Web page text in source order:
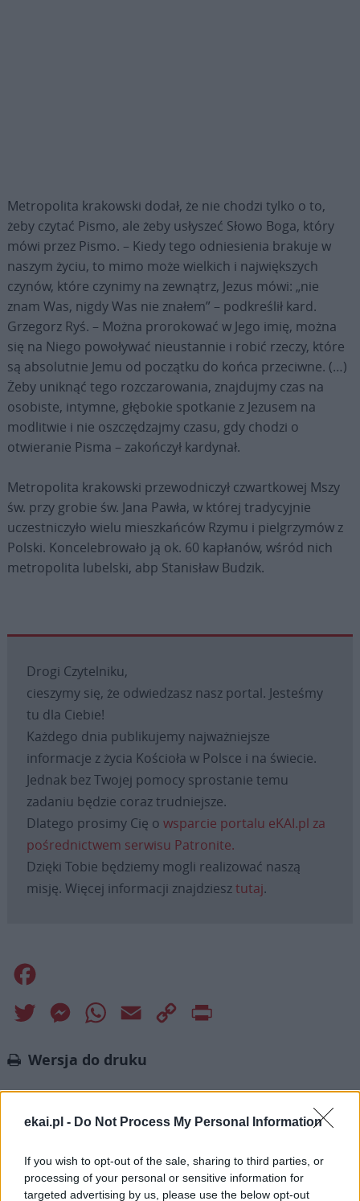
ekai.pl - Do Not Process My Personal Information
If you wish to opt-out of the sale, sharing to third parties, or
processing of your personal or sensitive information for
targeted advertising by us, please use the below opt-out
Metropolita krakowski dodał, że nie chodzi tylko o to,
żeby czytać Pismo, ale żeby usłyszeć Słowo Boga, który
mówi przez Pismo. – Kiedy tego odniesienia brakuje w
naszym życiu, to mimo może wielkich i największych
czynów, które czynimy na zewnątrz, Jezus mówi: „nie
znam Was, nigdy Was nie znałem” – podkreślił kard.
Grzegorz Ryś. – Można prorokować w Jego imię, można
się na Niego powoływać nieustannie i robić rzeczy, które
są absolutnie Jemu od początku do końca przeciwne. (…)
Żeby uniknąć tego rozczarowania, znajdujmy czas na
osobiste, intymne, głębokie spotkanie z Jezusem na
modlitwie i nie oszczędzajmy czasu, gdy chodzi o
otwieranie Pisma – zakończył kardynał.
Metropolita krakowski przewodniczył czwartkowej Mszy
św. przy grobie św. Jana Pawła, w której tradycyjnie
uczestniczyło wielu mieszkańców Rzymu i pielgrzymów z
Polski. Koncelebrowało ją ok. 60 kapłanów, wśród nich
metropolita lubelski, abp Stanisław Budzik.
Drogi Czytelniku,
cieszymy się, że odwiedzasz nasz portal. Jesteśmy
tu dla Ciebie!
Każdego dnia publikujemy najważniejsze
informacje z życia Kościoła w Polsce i na świecie.
Jednak bez Twojej pomocy sprostanie temu
zadaniu będzie coraz trudniejsze.
Dlatego prosimy Cię o wsparcie portalu eKAI.pl za
pośrednictwem serwisu Patronite.
Dzięki Tobie będziemy mogli realizować naszą
misję. Więcej informacji znajdziesztutaj.
Twitter MessengerWhatsApp
Email
Copy
Wersja do druku
Najnowsze
08 sierpnia 2026 | 21:07